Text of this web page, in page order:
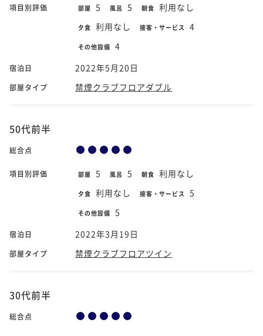
項目別評価 部屋 5 風呂 5 朝食 利用なし
夕食 利用なし 接客・サービス 4
その他設備 4
宿泊日 2022年5月20日
部屋タイプ 禁煙クラブフロアダブル
50代前半
総合点
項目別評価 部屋 5 風呂 5 朝食 利用なし
夕食 利用なし 接客・サービス 5
その他設備 5
宿泊日 2022年3月19日
部屋タイプ 禁煙クラブフロアツイン
30代前半
総合点